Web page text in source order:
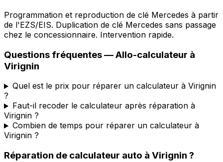
Programmation et reproduction de clé Mercedes à partir
de l'EZS/EIS. Duplication de clé Mercedes sans passage
chez le concessionnaire. Intervention rapide.
Questions fréquentes —Allo-calculateur à
Virignin
Quel est le prix pour réparer un calculateur à Virignin
?
Faut-il recoder le calculateur après réparation à
Virignin ?
Combien de temps pour réparer un calculateur à
Virignin ?
Réparation de calculateur auto à Virignin ?